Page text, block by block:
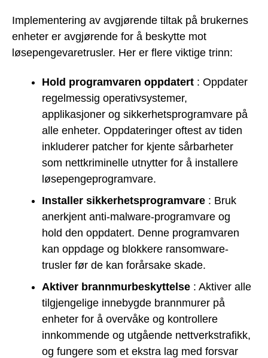
Implementering av avgjørende tiltak på brukernes
enheter er avgjørende for å beskytte mot
løsepengevaretrusler. Her er flere viktige trinn:
Hold programvaren oppdatert : Oppdater
regelmessig operativsystemer,
applikasjoner og sikkerhetsprogramvare på
alle enheter. Oppdateringer oftest av tiden
inkluderer patcher for kjente sårbarheter
som nettkriminelle utnytter for å installere
løsepengeprogramvare.
Installer sikkerhetsprogramvare : Bruk
anerkjent anti-malware-programvare og
hold den oppdatert. Denne programvaren
kan oppdage og blokkere ransomware-
trusler før de kan forårsake skade.
Aktiver brannmurbeskyttelse : Aktiver alle
tilgjengelige innebygde brannmurer på
enheter for å overvåke og kontrollere
innkommende og utgående nettverkstrafikk,
og fungere som et ekstra lag med forsvar